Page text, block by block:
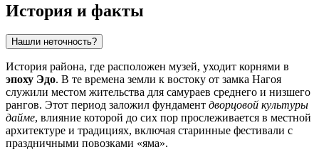
История и факты
Нашли неточность?
История района, где расположен музей, уходит корнями в
эпоху Эдо. В те времена земли к востоку от замка Нагоя
служили местом жительства для самураев среднего и низшего
рангов. Этот период заложил фундамент дворцовой культуры
дайме, влияние которой до сих пор прослеживается в местной
архитектуре и традициях, включая старинные фестивали с
праздничными повозками «яма».